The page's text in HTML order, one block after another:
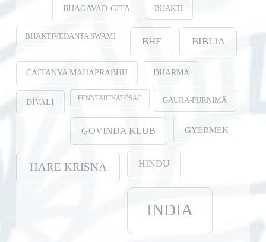
BHAGAVAD-GITA BHAKTI
BHAKTIVEDANTA SWAMI BHF BIBLIA
CAITANYA MAHAPRABHU DHARMA
DÍVALI FENNTARTHATÓSÁG GAURA-PURṆIMĀ
GOVINDA KLUB GYERMEK
HARE KRISNA HINDU
INDIA